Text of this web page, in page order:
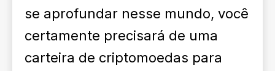
se aprofundar nesse mundo, você
certamente precisará de uma
carteira de criptomoedas para